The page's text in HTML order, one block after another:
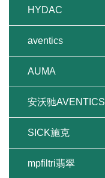
HYDAC
aventics
AUMA
安沃驰AVENTICS
SICK施克
mpfiltri翡翠